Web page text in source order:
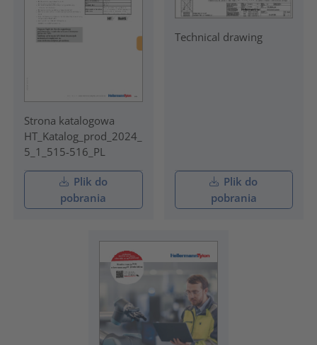
Strona katalogowa
HT_Katalog_prod_2024_
5_1_515-516_PL
Plik do
pobrania
Technical drawing
Plik do
pobrania